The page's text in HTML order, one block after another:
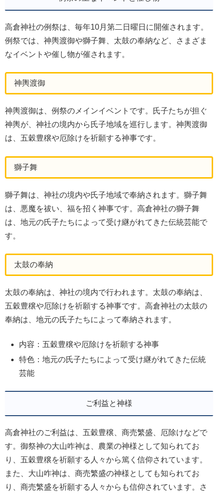
高倉神社の例祭は、毎年10月第二日曜日に開催されます。
例祭では、神輿渡御や獅子舞、太鼓の奉納など、さまざま
なイベントや催し物が催されます。
神輿渡御
神輿渡御は、例祭のメインイベントです。氏子たちが担ぐ
神輿が、神社の境内から氏子地域を巡行します。神輿渡御
は、五穀豊穣や厄除けを祈願する神事です。
獅子舞
獅子舞は、神社の境内や氏子地域で奉納されます。獅子舞
は、悪魔を祓い、福を招く神事です。高倉神社の獅子舞
は、地元の氏子たちによって受け継がれてきた伝統芸能で
す。
太鼓の奉納
太鼓の奉納は、神社の境内で行われます。太鼓の奉納は、
五穀豊穣や厄除けを祈願する神事です。高倉神社の太鼓の
奉納は、地元の氏子たちによって奉納されます。
内容：五穀豊穣や厄除けを祈願する神事
特色：地元の氏子たちによって受け継がれてきた伝統
芸能
ご利益と神様
高倉神社のご利益は、五穀豊穣、商売繁盛、厄除けなどで
す。御祭神の大山咋神は、農業の神様として知られてお
り、五穀豊穣を祈願する人々から篤く信仰されています。
また、大山咋神は、商売繁盛の神様としても知られてお
り、商売繁盛を祈願する人々からも信仰されています。さ